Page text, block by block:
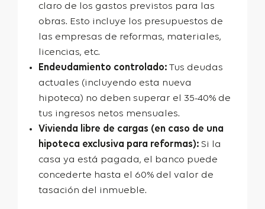
claro de los gastos previstos para las
obras. Esto incluye los presupuestos de
las empresas de reformas, materiales,
licencias, etc.
Endeudamiento controlado: Tus deudas
actuales (incluyendo esta nueva
hipoteca) no deben superar el 35-40% de
tus ingresos netos mensuales.
Vivienda libre de cargas (en caso de una
hipoteca exclusiva para reformas): Si la
casa ya está pagada, el banco puede
concederte hasta el 60% del valor de
tasación del inmueble.